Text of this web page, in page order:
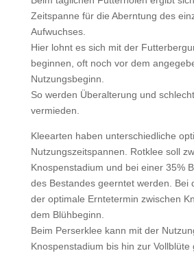
Zeitspanne für die Aberntung des
Aufwuchses.
Hier lohnt es sich mit der
beginnen, oft noch vor dem
Nutzungsbeginn.
So werden Überalterung und
vermieden.
Kleearten haben unterschiedliche
Nutzungszeitspannen. Rotklee soll
Knospenstadium und bei einer 35%
des Bestandes geerntet werden. Bei
der optimale Erntetermin zwischen
dem Blühbeginn.
Beim Perserklee kann mit der
Knospenstadium bis hin zur Vollblüte